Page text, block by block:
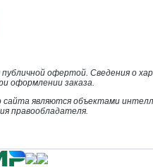
публичной офертой. Сведения о
оформлении заказа.
являются объектами
правообладателя.